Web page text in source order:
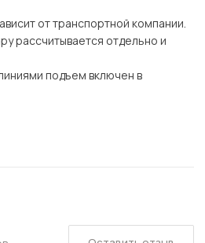
от транспортной компании.
рассчитывается отдельно и
подъем включен в